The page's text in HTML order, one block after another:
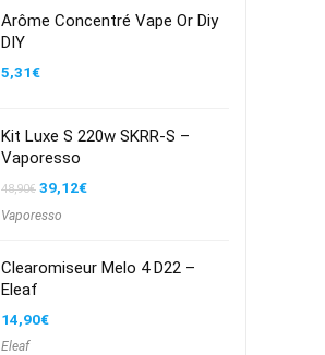
Arôme Concentré Vape Or Diy
DIY
5,31€
Kit Luxe S 220w SKRR-S –
Vaporesso
48,90€ Le
initial
39,12€Le
Vaporesso
Clearomiseur Melo 4 D22 –
Eleaf
14,90€
Eleaf